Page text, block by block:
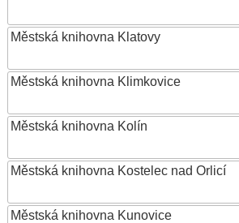
Městská knihovna Klatovy
Městská knihovna Klimkovice
Městská knihovna Kolín
Městská knihovna Kostelec nad Orlicí
Městská knihovna Kunovice